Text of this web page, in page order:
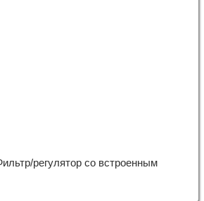
регулятор со встроенным